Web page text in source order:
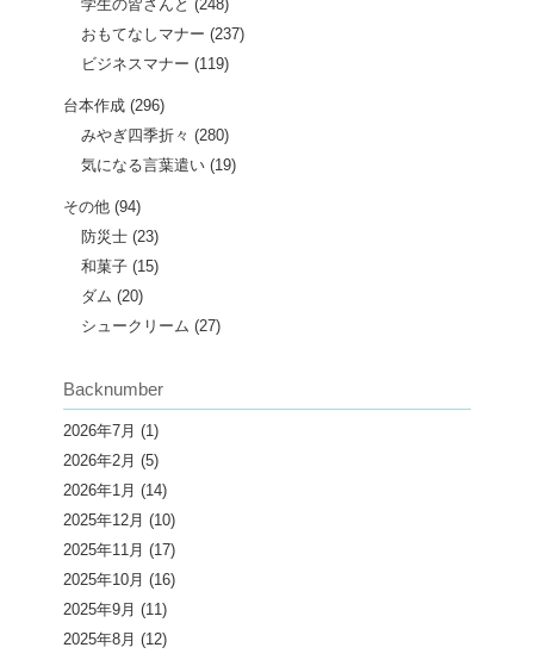
学生の皆さんと (248)
おもてなしマナー (237)
ビジネスマナー (119)
台本作成(296)
みやぎ四季折々 (280)
気になる言葉遣い(19)
その他(94)
防災士(23)
和菓子(15)
ダム (20)
シュークリーム (27)
Backnumber
2026年7月 (1)
2026年2月 (5)
2026年1月 (14)
2025年12月 (10)
2025年11月 (17)
2025年10月 (16)
2025年9月 (11)
2025年8月 (12)